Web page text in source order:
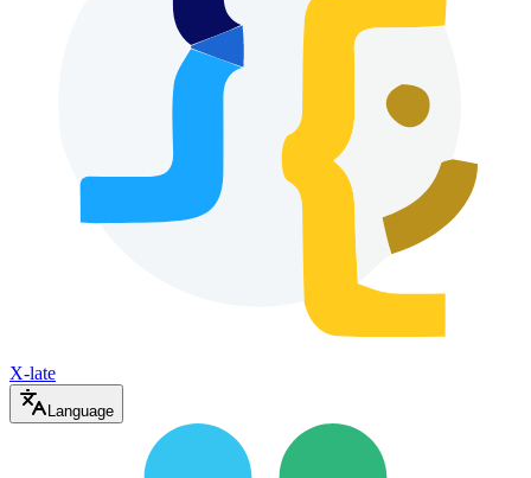
X-late
Language